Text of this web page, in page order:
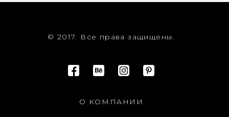
© 2017. Все права защищены.
О КОМПАНИИ